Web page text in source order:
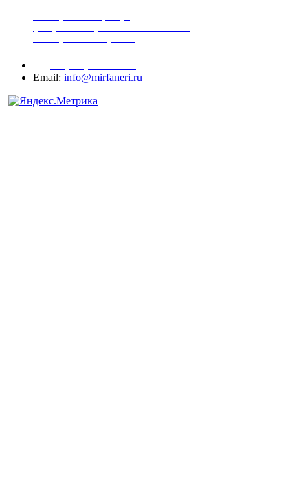
Email: info@mirfaneri.ru